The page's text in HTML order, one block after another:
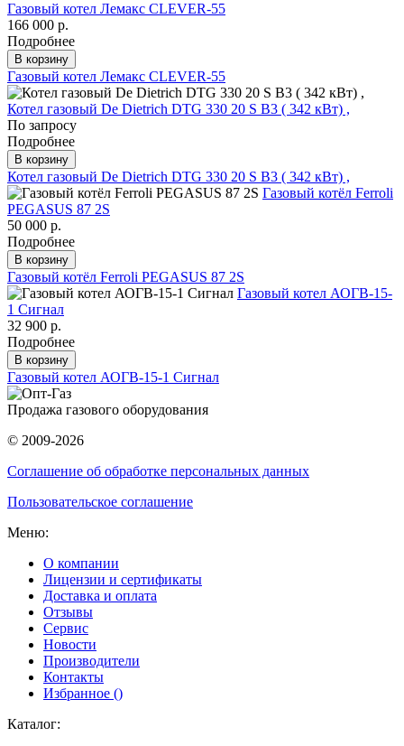
Газовый котел Лемакс CLEVER-55
166 000 р.
Подробнее
В корзину
Газовый котел Лемакс CLEVER-55
Котел газовый De Dietrich DTG 330 20 S B3 ( 342 кВт) ,
По запросу
Подробнее
В корзину
Котел газовый De Dietrich DTG 330 20 S B3 ( 342 кВт) ,
Газовый котёл Ferroli
PEGASUS 87 2S
50 000 р.
Подробнее
В корзину
Газовый котёл Ferroli PEGASUS 87 2S
Газовый котел АОГВ-15-
1 Сигнал
32 900 р.
Подробнее
В корзину
Газовый котел АОГВ-15-1 Сигнал
Продажа газового оборудования
© 2009-2026
Соглашение об обработке персональных данных
Пользовательское соглашение
Меню:
О компании
Лицензии и сертификаты
Доставка и оплата
Отзывы
Сервис
Новости
Производители
Контакты
Избранное ()
Каталог: